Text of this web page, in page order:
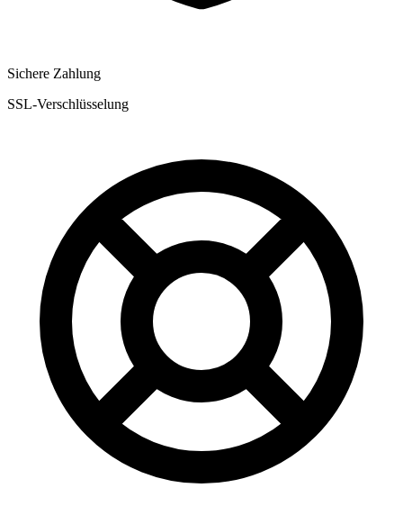
Sichere Zahlung
SSL-Verschlüsselung